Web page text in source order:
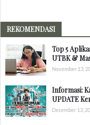
REKOMENDASI
Top 5
UTBK &
November 13,
Informasi:
UPDATE
December 13,